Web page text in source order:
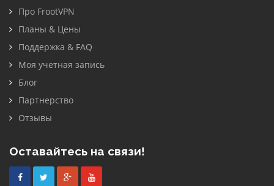
Про FrootVPN
Планы & Цены
Поддержка & FAQ
Моя учетная запись
Блог
Партнерство
Отзывы
Оставайтесь на связи!
FacebookTwitterGoogle Youtube